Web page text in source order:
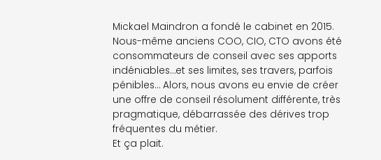
Mickael Maindron a fondé le cabinet en 2015.
Nous-même anciens COO, CIO, CTO avons été
consommateurs de conseil avec ses apports
indéniables…et ses limites, ses travers, parfois
pénibles… Alors, nous avons eu envie de créer
une offre de conseil résolument différente, très
pragmatique, débarrassée des dérives trop
fréquentes du métier.
Et ça plait.